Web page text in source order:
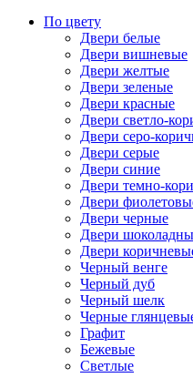
По цвету
Двери белые
Двери вишневые
Двери желтые
Двери зеленые
Двери красные
Двери светло-
Двери серо-
Двери серые
Двери синие
Двери темно-
Двери
Двери черные
Двери
Двери
Черный венге
Черный дуб
Черный шелк
Черные
Графит
Бежевые
Светлые